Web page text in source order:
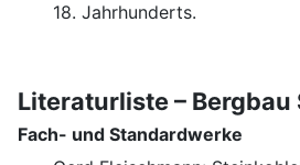
18. Jahrhunderts.
Literaturliste – Bergbau
Fach- und Standardwerke